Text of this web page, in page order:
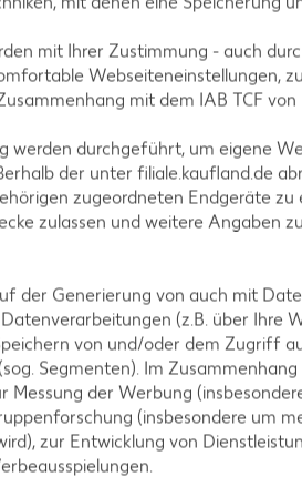
Frischkäse
Packg.
AKTION
IGLO
oder
je 480 -
(1 kg = 6.10
- 8.32)**
mit Ihrer Zustimmung - auch
Webseiteneinstellungen,
mit dem IAB TCF
durchgeführt, um eigene
der unter filiale.kaufland.de
zugeordneten Endgeräte
zulassen und weitere Angaben
der Generierung von auch mit
(z.B. über Ihre
von und/oder dem Zugriff
Segmenten). Im
der Werbung
(insbesondere um
zur Entwicklung von